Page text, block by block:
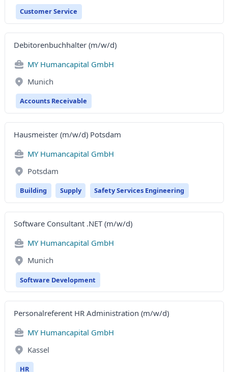
Customer Service
Debitorenbuchhalter (m/w/d)
MY Humancapital GmbH
Munich
Accounts Receivable
Hausmeister (m/w/d) Potsdam
MY Humancapital GmbH
Potsdam
Building Supply Safety Services Engineering
Software Consultant .NET (m/w/d)
MY Humancapital GmbH
Munich
Software Development
Personalreferent HR Administration (m/w/d)
MY Humancapital GmbH
Kassel
HR